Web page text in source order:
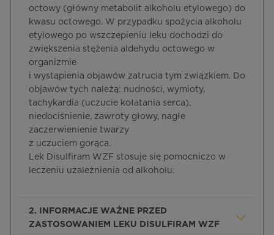
octowy (główny metabolit alkoholu etylowego) do
kwasu octowego. W przypadku spożycia alkoholu
etylowego po wszczepieniu leku dochodzi do
zwiększenia stężenia aldehydu octowego w
organizmie
i wystąpienia objawów zatrucia tym związkiem. Do
objawów tych należą: nudności, wymioty,
tachykardia (uczucie kołatania serca),
niedociśnienie, zawroty głowy, nagłe
zaczerwienienie twarzy
z uczuciem gorąca.
Lek Disulfiram WZF stosuje się pomocniczo w
leczeniu uzależnienia od alkoholu.
2. INFORMACJE WAŻNE PRZED
ZASTOSOWANIEM LEKU DISULFIRAM WZF